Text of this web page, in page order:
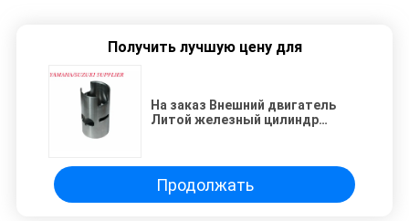
Получить лучшую цену для
На заказ Внешний двигатель
Литой железный цилиндр
Продолжать